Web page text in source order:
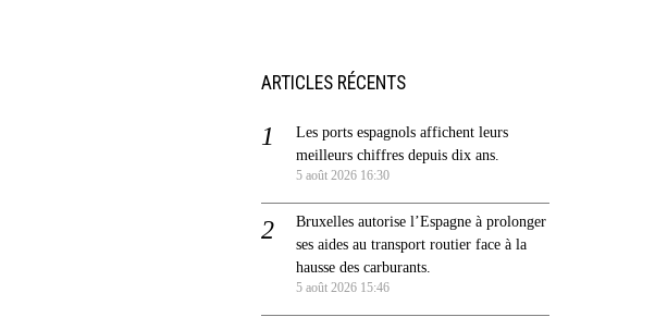
ARTICLES RÉCENTS
Les ports espagnols affichent leurs
meilleurs chiffres depuis dix ans.
5 août 2026 16:30
Bruxelles autorise l’Espagne à prolonger
ses aides au transport routier face à la
hausse des carburants.
5 août 2026 15:46